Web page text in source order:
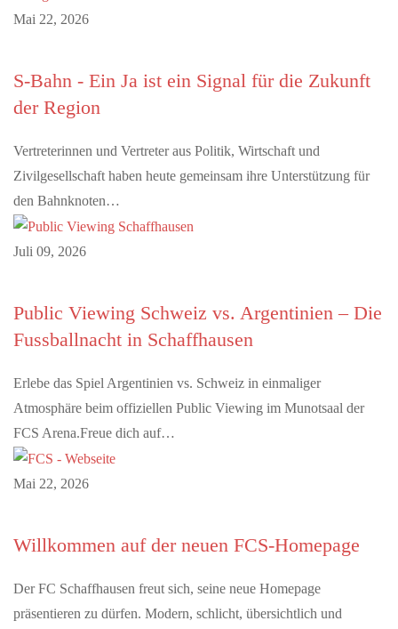
Mai 22, 2026
S-Bahn - Ein Ja ist ein Signal für die Zukunft
der Region
Vertreterinnen und Vertreter aus Politik, Wirtschaft und
Zivilgesellschaft haben heute gemeinsam ihre Unterstützung für
den Bahnknoten…
Juli 09, 2026
Public Viewing Schweiz vs. Argentinien – Die
Fussballnacht in Schaffhausen
Erlebe das Spiel Argentinien vs. Schweiz in einmaliger
Atmosphäre beim offiziellen Public Viewing im Munotsaal der
FCS Arena.Freue dich auf…
Mai 22, 2026
Willkommen auf der neuen FCS-Homepage
Der FC Schaffhausen freut sich, seine neue Homepage
präsentieren zu dürfen. Modern, schlicht, übersichtlich und